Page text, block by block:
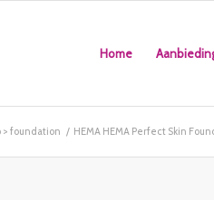
Home
> foundation / HEMA HEMA Perfect Skin